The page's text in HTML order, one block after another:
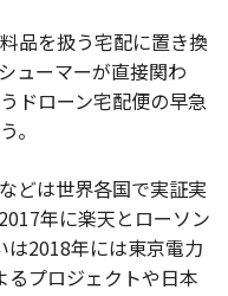
品を扱う宅配に置き換
ューマーが直接関わ
ドローン宅配便の早急
。
どは世界各国で実証実
年に楽天とローソン
は2018年には東京電力
るプロジェクトや日本